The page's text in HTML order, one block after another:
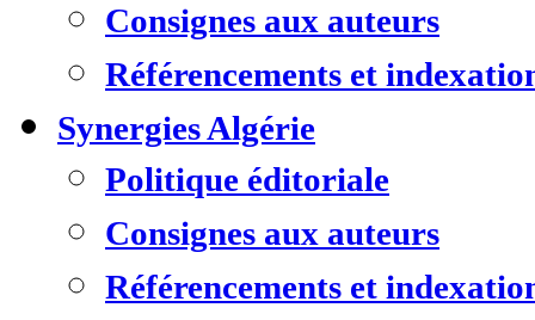
Consignes aux auteurs
Référencements et
Synergies Algérie
Politique éditoriale
Consignes aux auteurs
Référencements et